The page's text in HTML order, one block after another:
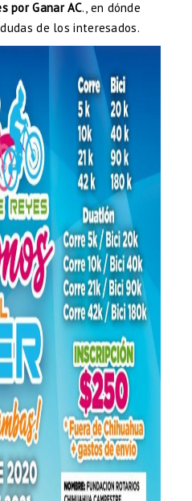
por Ganar AC., en dónde
de los interesados.